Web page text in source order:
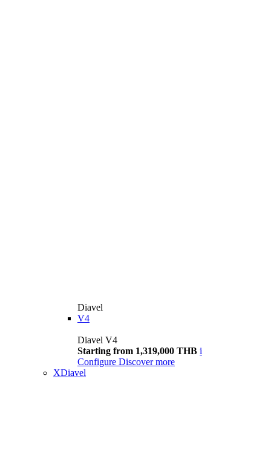
Diavel
V4
Diavel V4
Starting from 1,319,000 THB i
Configure Discover more
XDiavel